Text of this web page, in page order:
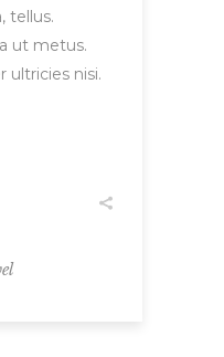
tellus.
ut metus.
ultricies nisi.